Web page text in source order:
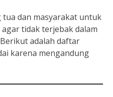
dan masyarakat untuk
tidak terjebak dalam
adalah daftar
karena mengandung